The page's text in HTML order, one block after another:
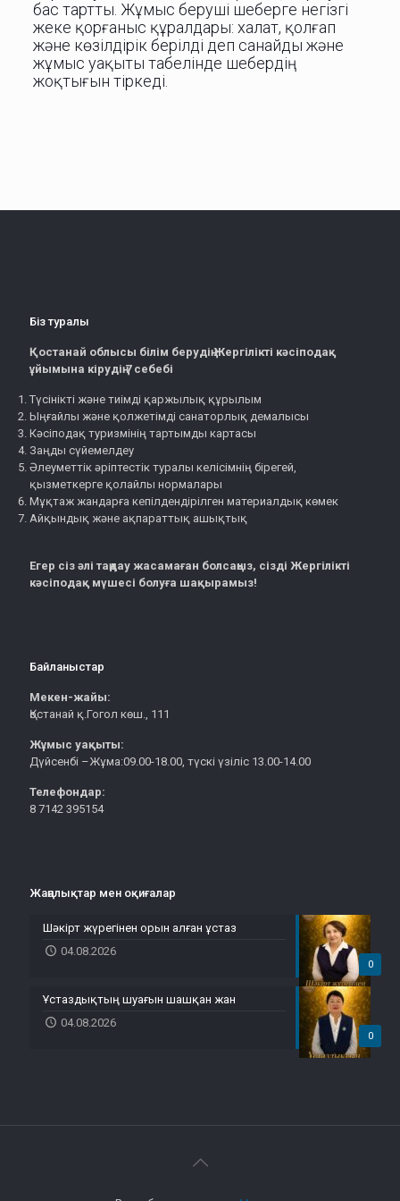
бас тартты. Жұмыс беруші шеберге негізгі
жеке қорғаныс құралдары: халат, қолғап
және көзілдірік берілді деп санайды және
жұмыс уақыты табелінде шебердің
жоқтығын тіркеді.
Біз туралы
Қостанай облысы білім берудің Жергілікті кәсіподақ
ұйымына кірудің 7 себебі
Түсінікті және тиімді қаржылық құрылым
Ыңғайлы және қолжетімді санаторлық демалысы
Кәсіподақ туризмінің тартымды картасы
Заңды сүйемелдеу
Әлеуметтік әріптестік туралы келісімнің бірегей,
қызметкерге қолайлы нормалары
Мұқтаж жандарға кепілдендірілген материалдық көмек
Айқындық және ақпараттық ашықтық
Егер сіз әлі таңдау жасамаған болсаңыз, сізді Жергілікті
кәсіподақ мүшесі болуға шақырамыз!
Байланыстар
Мекен-жайы:
Қостанай қ.Гогол көш., 111
Жұмыс уақыты:
Дүйсенбі –Жұма:09.00-18.00, түскі үзіліс 13.00-14.00
Телефондар:
8 7142 395154
Жаңалықтар мен оқиғалар
0
Шәкірт жүрегінен орын алған ұстаз
04.08.2026
0
Ұстаздықтың шуағын шашқан жан
04.08.2026